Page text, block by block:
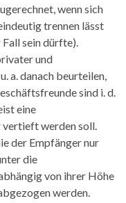
wenn sich
trennen lässt
sein dürfte).
und
a. danach beurteilen,
sind i. d.
eine
vertieft werden soll.
der Empfänger nur
die
von ihrer Höhe
werden.